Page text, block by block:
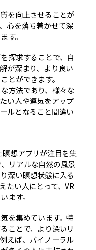
を向上させることが
心を落ち着かせて深
す。
探求することで、自
が深まり、より良い
とができます。
方法であり、様々な
い人や運気をアップ
ルとなること間違い
想アプリが注目を集
リアルな自然の風景
深い瞑想状態に入る
たい人にとって、VR
ます。
を集めています。特
ことで、より深いリ
えば、バイノーラル